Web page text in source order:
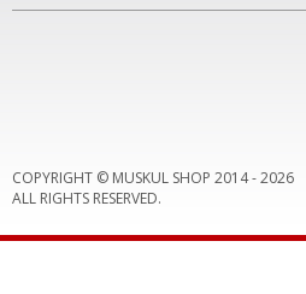
COPYRIGHT © MUSKUL SHOP 2014 -2026
ALL RIGHTS RESERVED.